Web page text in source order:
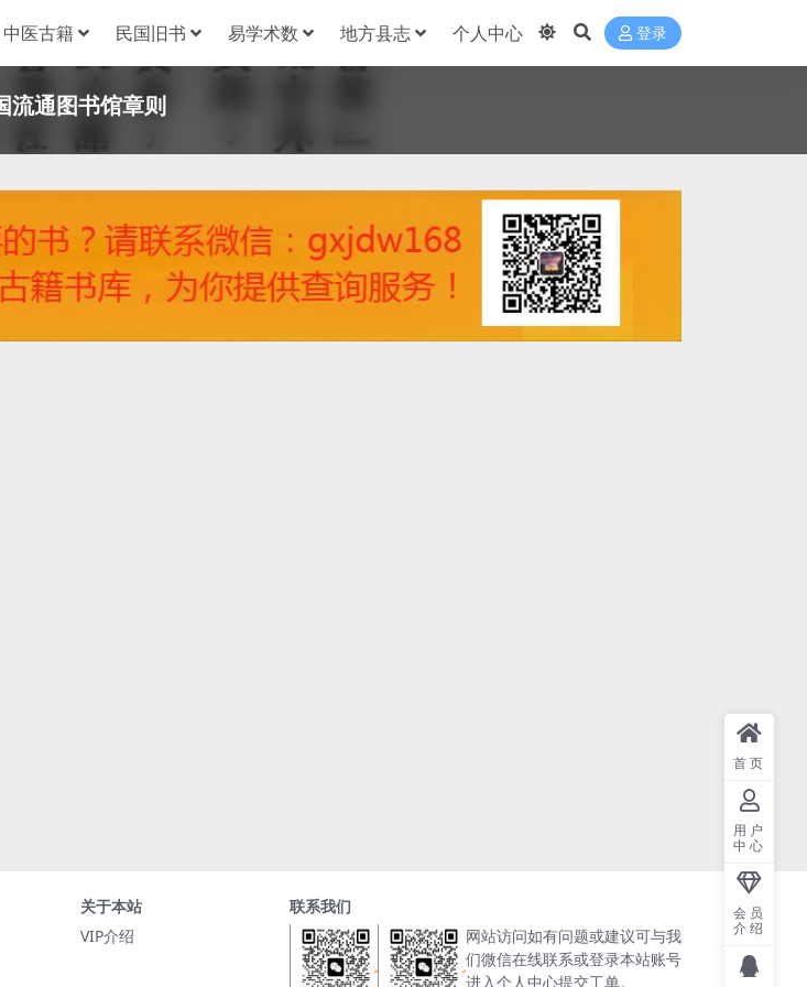
中医古籍 民国旧书 易学术数 地方县志 个人中心 登录
流通图书馆章则
关于本站
VIP介绍
联系我们
网站访问如有问题或建议可与我
们微信在线联系或登录本站账号
进入个人中心提交工单。
首页
用户
中心
会员
介绍